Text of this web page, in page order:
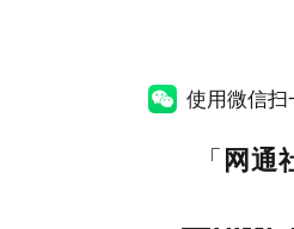
使用微信扫
「 网通